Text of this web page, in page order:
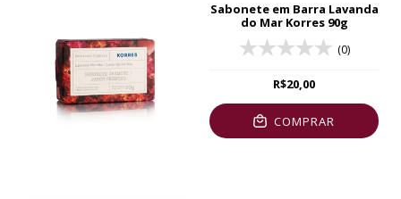
Sabonete em Barra Lavanda
do Mar Korres 90g
(0)
R$20,00
COMPRAR